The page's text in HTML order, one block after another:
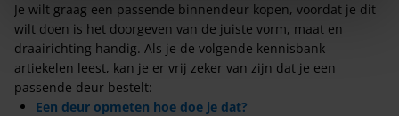
Je wilt graag een passende binnendeur kopen, voordat je dit
wilt doen is het doorgeven van de juiste vorm, maat en
draairichting handig. Als je de volgende kennisbank
artiekelen leest, kan je er vrij zeker van zijn dat je een
passende deur bestelt:
Een deur opmeten hoe doe je dat?